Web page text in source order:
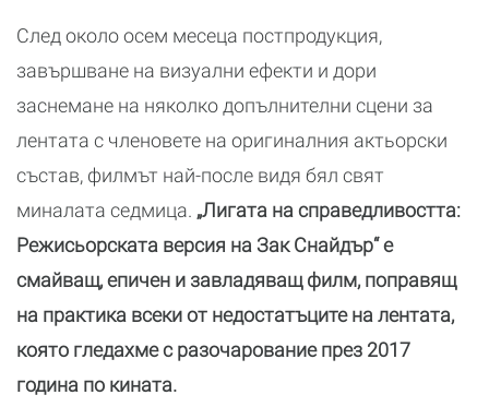
След около осем месеца постпродукция,
завършване на визуални ефекти и дори
заснемане на няколко допълнителни сцени за
лентата с членовете на оригиналния актьорски
състав, филмът най-после видя бял свят
миналата седмица. „Лигата на справедливостта:
Режисьорската версия на Зак Снайдър“ е
смайващ, епичен и завладяващ филм, поправящ
на практика всеки от недостатъците на лентата,
която гледахме с разочарование през 2017
година по кината.